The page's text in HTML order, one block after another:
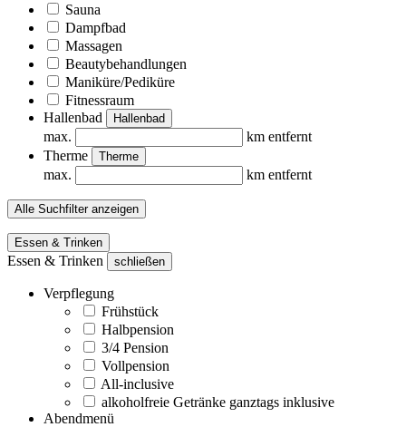
Sauna
Dampfbad
Massagen
Beautybehandlungen
Maniküre/Pediküre
Fitnessraum
Hallenbad
Hallenbad
max.
km entfernt
Therme
Therme
max. km entfernt
Alle Suchfilter anzeigen
Essen & Trinken
Essen & Trinken schließen
Verpflegung
Frühstück
Halbpension
3/4 Pension
Vollpension
All-inclusive
alkoholfreie Getränke ganztags inklusive
Abendmenü